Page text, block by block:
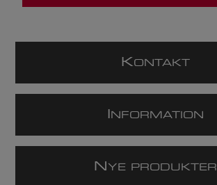
KONTAKT
NFORMATION
N YE PRODUKTER